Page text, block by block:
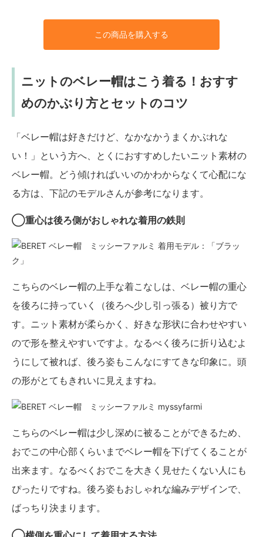
この商品を購入する
ニットのベレー帽はこう着る！おすす
めのかぶり方とセットのコツ
「ベレー帽は好きだけど、なかなかうまくかぶれな
い！」という方へ、とくにおすすめしたいニット素材の
ベレー帽。どう傾ければいいのかわからなくて心配にな
る方は、下記のモデルさんが参考になります。
◯重心は後ろ側がおしゃれな着用の鉄則
着用モデル：「ブラッ
ク」
こちらのベレー帽の上手な着こなしは、ベレー帽の重心
を後ろに持っていく（後ろへ少し引っ張る）被り方で
す。ニット素材が柔らかく、好きな形状に合わせやすい
ので形を整えやすいですよ。なるべく後ろに折り込むよ
うにして被れば、後ろ姿もこんなにすてきな印象に。頭
の形がとてもきれいに見えますね。
こちらのベレー帽は少し深めに被ることができるため、
おでこの中心部くらいまでベレー帽を下げてくることが
出来ます。なるべくおでこを大きく見せたくない人にも
ぴったりですね。後ろ姿もおしゃれな編みデザインで、
ばっちり決まります。